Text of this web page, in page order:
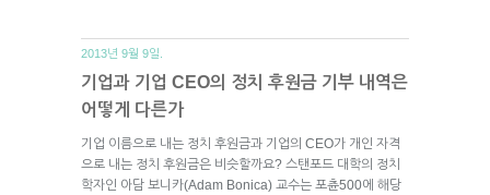
2013년 9월 9일.
기업과 기업 CEO의 정치 후원금 기부 내역은
어떻게 다른가
기업 이름으로 내는 정치 후원금과 기업의 CEO가 개인 자격
으로 내는 정치 후원금은 비슷할까요? 스탠포드 대학의 정치
학자인 아담 보니카(Adam Bonica) 교수는 포츈500에 해당